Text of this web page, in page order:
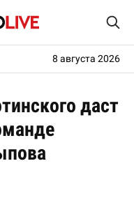
8 августа 2026
даст